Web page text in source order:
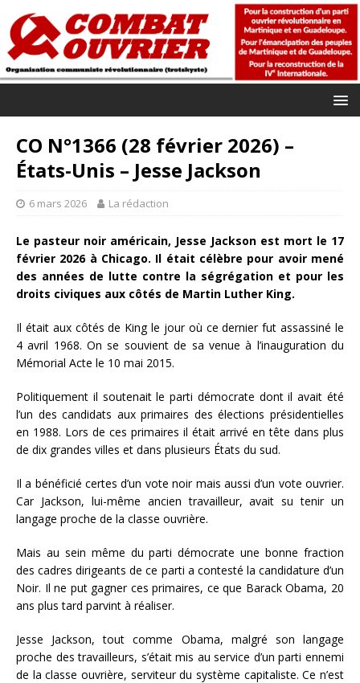
CO N°1366 (28 février 2026) –
États-Unis – Jesse Jackson
6 mars 2026 La rédaction
Le pasteur noir américain, Jesse Jackson est mort le 17
février 2026 à Chicago. Il était célèbre pour avoir mené
des années de lutte contre la ségrégation et pour les
droits civiques aux côtés de Martin Luther King.
Il était aux côtés de King le jour où ce dernier fut assassiné le
4 avril 1968. On se souvient de sa venue à l’inauguration du
Mémorial Acte le 10 mai 2015.
Politiquement il soutenait le parti démocrate dont il avait été
l’un des candidats aux primaires des élections présidentielles
en 1988. Lors de ces primaires il était arrivé en tête dans plus
de dix grandes villes et dans plusieurs États du sud.
Il a bénéficié certes d’un vote noir mais aussi d’un vote ouvrier.
Car Jackson, lui-même ancien travailleur, avait su tenir un
langage proche de la classe ouvrière.
Mais au sein même du parti démocrate une bonne fraction
des cadres dirigeants de ce parti a contesté la candidature d’un
Noir. Il ne put gagner ces primaires, ce que Barack Obama, 20
ans plus tard parvint à réaliser.
Jesse Jackson, tout comme Obama, malgré son langage
proche des travailleurs, s’était mis au service d’un parti ennemi
de la classe ouvrière, serviteur du système capitaliste. Ce n’est